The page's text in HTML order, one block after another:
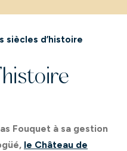
siècles d’histoire
Fouquet à sa gestion
le Château de